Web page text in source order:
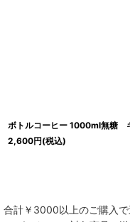
ボトルコーヒー 1000ml無糖
2,600円(税込)
合計￥3000以上のご購入で